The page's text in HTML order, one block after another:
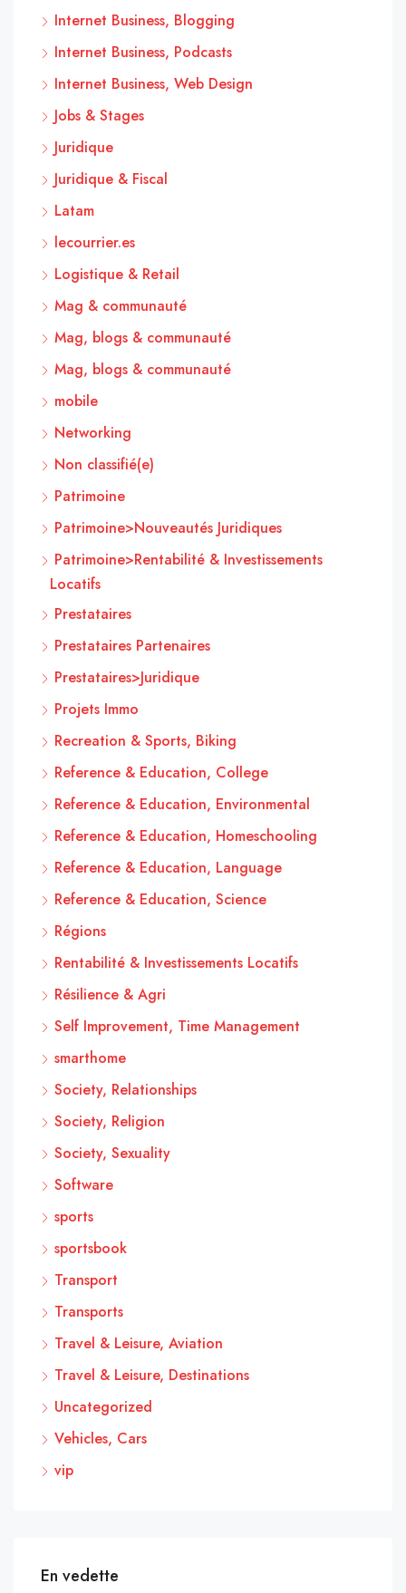
Internet Business, Blogging
Internet Business, Podcasts
Internet Business, Web Design
Jobs & Stages
Juridique
Juridique & Fiscal
Latam
lecourrier.es
Logistique & Retail
Mag & communauté
Mag, blogs & communauté
Mag, blogs & communauté
mobile
Networking
Non classifié(e)
Patrimoine
Patrimoine>Nouveautés Juridiques
Patrimoine>Rentabilité & Investissements
Locatifs
Prestataires
Prestataires Partenaires
Prestataires>Juridique
Projets Immo
Recreation & Sports, Biking
Reference & Education, College
Reference & Education, Environmental
Reference & Education, Homeschooling
Reference & Education, Language
Reference & Education, Science
Régions
Rentabilité & Investissements Locatifs
Résilience & Agri
Self Improvement, Time Management
smarthome
Society, Relationships
Society, Religion
Society, Sexuality
Software
sports
sportsbook
Transport
Transports
Travel & Leisure, Aviation
Travel & Leisure, Destinations
Uncategorized
Vehicles, Cars
vip
En vedette